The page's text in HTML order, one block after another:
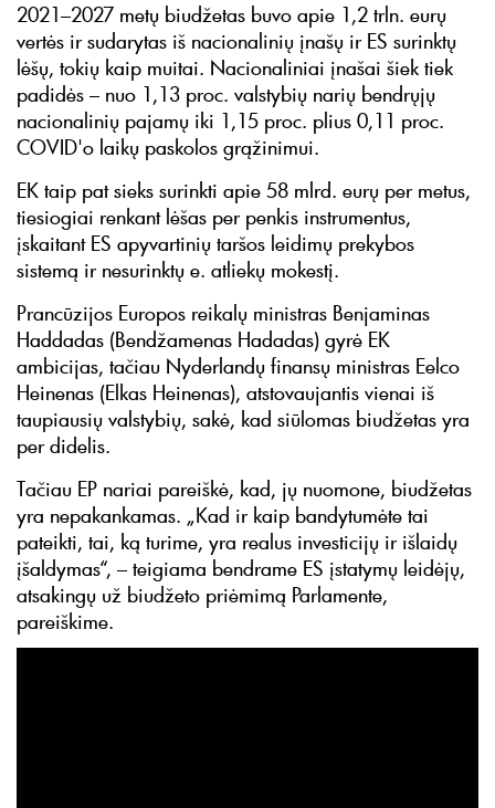
2021–2027 metų biudžetas buvo apie 1,2 trln. eurų
vertės ir sudarytas iš nacionalinių įnašų ir ES surinktų
lėšų, tokių kaip muitai. Nacionaliniai įnašai šiek tiek
padidės – nuo 1,13 proc. valstybių narių bendrųjų
nacionalinių pajamų iki 1,15 proc. plius 0,11 proc.
COVID'o laikų paskolos grąžinimui.
EK taip pat sieks surinkti apie 58 mlrd. eurų per metus,
tiesiogiai renkant lėšas per penkis instrumentus,
įskaitant ES apyvartinių taršos leidimų prekybos
sistemą ir nesurinktų e. atliekų mokestį.
Prancūzijos Europos reikalų ministras Benjaminas
Haddadas (Bendžamenas Hadadas) gyrė EK
ambicijas, tačiau Nyderlandų finansų ministras Eelco
Heinenas (Elkas Heinenas), atstovaujantis vienai iš
taupiausių valstybių, sakė, kad siūlomas biudžetas yra
per didelis.
Tačiau EP nariai pareiškė, kad, jų nuomone, biudžetas
yra nepakankamas. „Kad ir kaip bandytumėte tai
pateikti, tai, ką turime, yra realus investicijų ir išlaidų
įšaldymas“, – teigiama bendrame ES įstatymų leidėjų,
atsakingų už biudžeto priėmimą Parlamente,
pareiškime.